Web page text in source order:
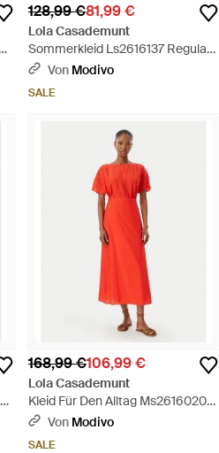
128,99 €81,99 €
Lola Casademunt
Sommerkleid Ls2616137 Regular
Fit - Blau
Von Modivo
SALE
168,99 €106,99 €
Lola Casademunt
Kleid Für Den Alltag Ms2616020
Regular Fit - Rot
Von Modivo
SALE